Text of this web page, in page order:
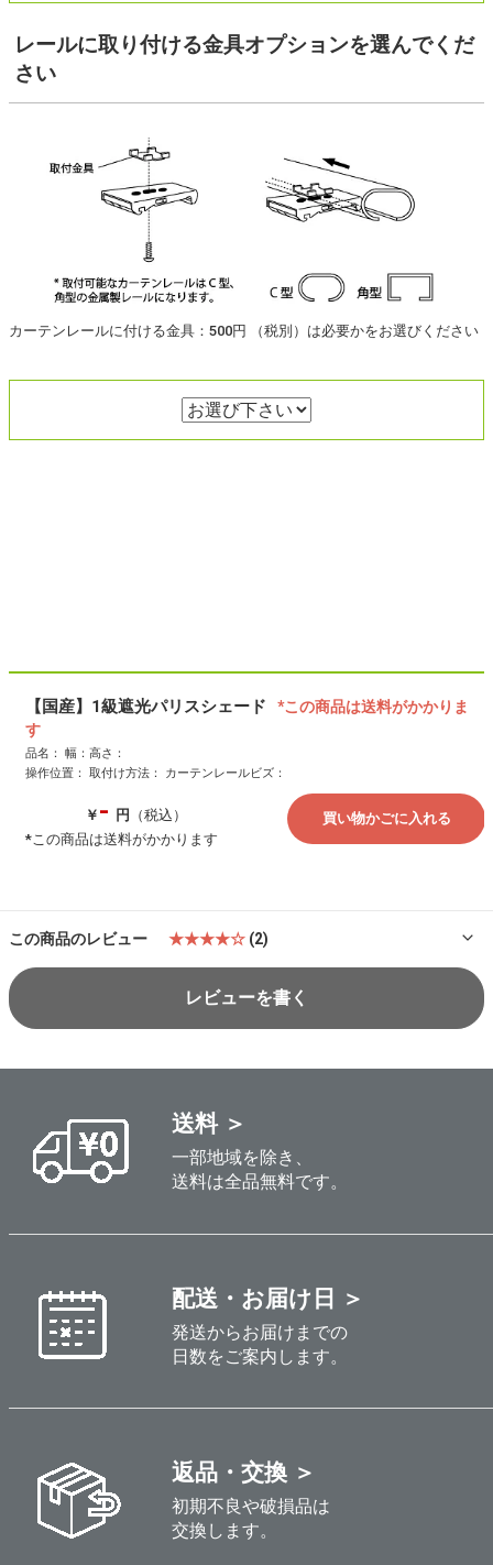
レールに取り付ける金具オプションを選んでくだ
さい
カーテンレールに付ける金具：500円 （税別）は必要かをお選びください
【国産】1級遮光パリスシェード
品名： 幅： 高さ：
操作位置：
取付け方法： カーテンレールビズ：
￥ - 円 （税込）
この商品のレビュー ★★★★☆ (2)
レビューを書く
送料 ＞
一部地域を除き、
送料は全品無料です。
配送・お届け日 ＞
発送からお届けまでの
日数をご案内します。
返品・交換 ＞
初期不良や破損品は
交換します。